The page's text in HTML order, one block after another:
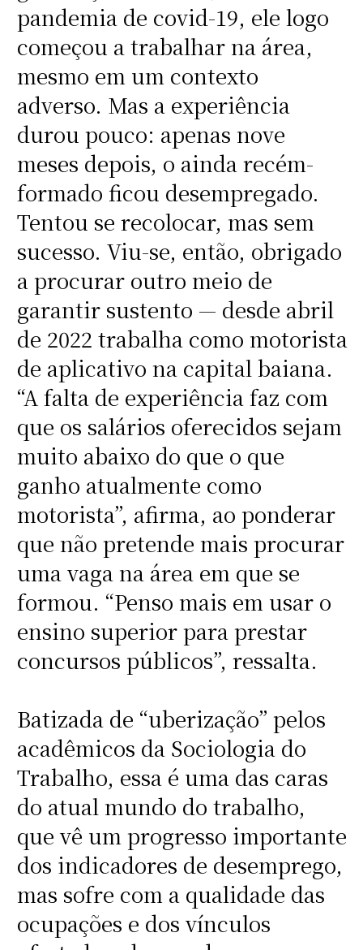
pandemia de covid-19, ele logo
começou a trabalhar na área,
mesmo em um contexto
adverso. Mas a experiência
durou pouco: apenas nove
meses depois, o ainda recém-
formado ficou desempregado.
Tentou se recolocar, mas sem
sucesso. Viu-se, então, obrigado
a procurar outro meio de
garantir sustento — desde abril
de 2022 trabalha como motorista
de aplicativo na capital baiana.
“A falta de experiência faz com
que os salários oferecidos sejam
muito abaixo do que o que
ganho atualmente como
motorista”, afirma, ao ponderar
que não pretende mais procurar
uma vaga na área em que se
formou. “Penso mais em usar o
ensino superior para prestar
concursos públicos”, ressalta.
Batizada de “uberização” pelos
acadêmicos da Sociologia do
Trabalho, essa é uma das caras
do atual mundo do trabalho,
que vê um progresso importante
dos indicadores de desemprego,
mas sofre com a qualidade das
ocupações e dos vínculos